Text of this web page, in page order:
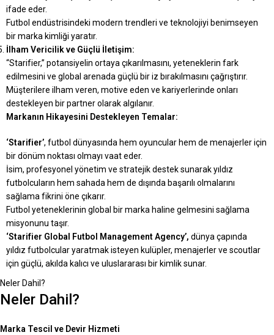
ifade eder.
Futbol endüstrisindeki modern trendleri ve teknolojiyi benimseyen
bir marka kimliği yaratır.
İlham Vericilik ve Güçlü İletişim:
“Starifier,” potansiyelin ortaya çıkarılmasını, yeteneklerin fark
edilmesini ve global arenada güçlü bir iz bırakılmasını çağrıştırır.
Müşterilere ilham veren, motive eden ve kariyerlerinde onları
destekleyen bir partner olarak algılanır.
Markanın Hikayesini Destekleyen Temalar:
‘Starifier’, futbol dünyasında hem oyuncular hem de menajerler için
bir dönüm noktası olmayı vaat eder.
İsim, profesyonel yönetim ve stratejik destek sunarak yıldız
futbolcuların hem sahada hem de dışında başarılı olmalarını
sağlama fikrini öne çıkarır.
Futbol yeteneklerinin global bir marka haline gelmesini sağlama
misyonunu taşır.
‘Starifier Global Futbol Management Agency’, dünya çapında
yıldız futbolcular yaratmak isteyen kulüpler, menajerler ve scoutlar
için güçlü, akılda kalıcı ve uluslararası bir kimlik sunar.
Neler Dahil?
Neler Dahil?
Marka Tescil ve Devir Hizmeti